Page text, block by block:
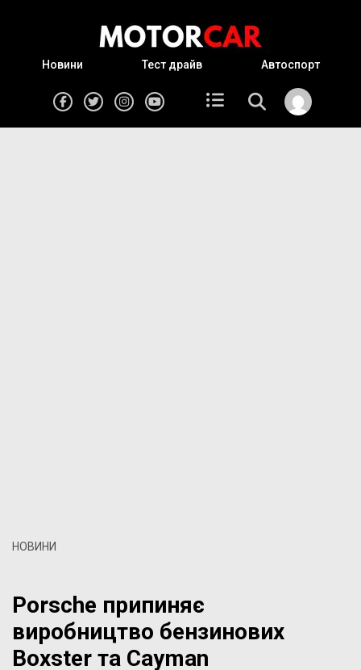
Новини Тест драйв Автоспорт
НОВИНИ
Porsche припиняє
виробництво бензинових
Boxster та Cayman